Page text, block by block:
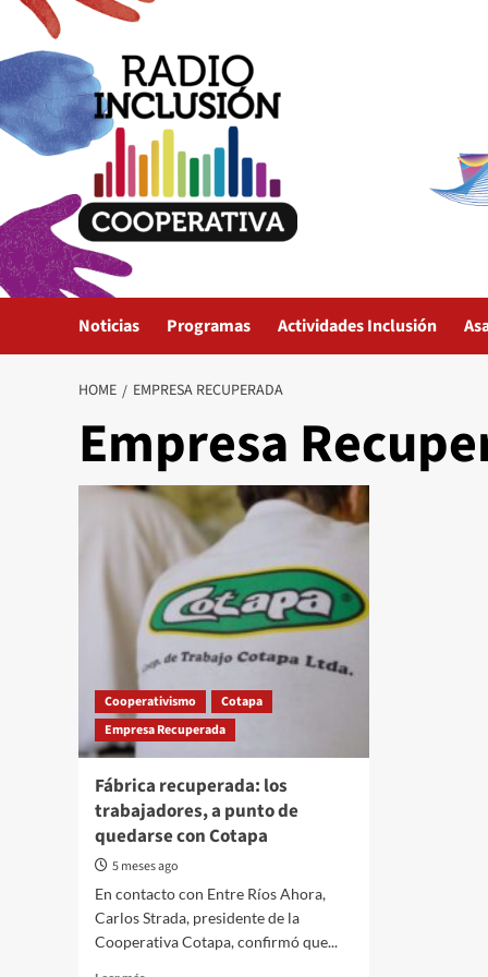
Skip
content
Noticias Programas Actividades Inclusión
HOME EMPRESA RECUPERADA
Empresa
Cooperativismo
Cotapa
Empresa Recuperada
Fábrica recuperada: los
trabajadores, a punto de
quedarse con Cotapa
5 meses ago
En contacto con Entre Ríos Ahora,
Carlos Strada, presidente de la
Cooperativa Cotapa, confirmó que...